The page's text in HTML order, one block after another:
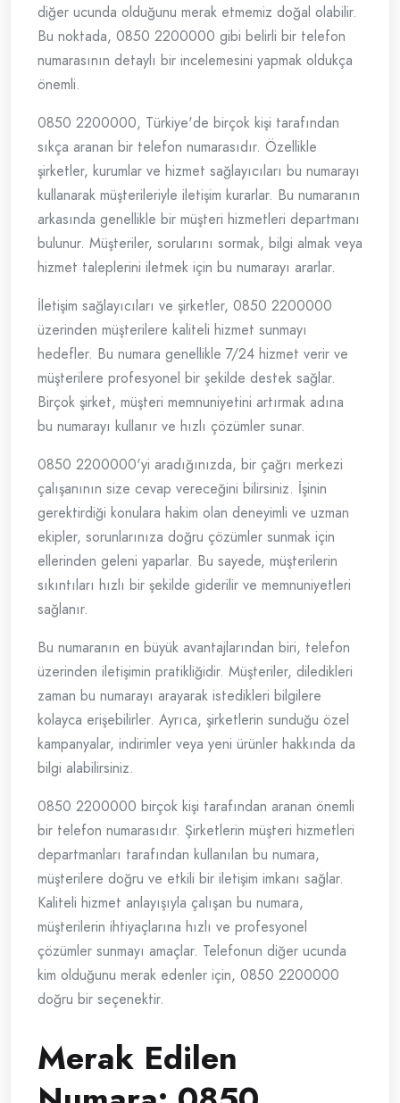
diğer ucunda olduğunu merak etmemiz doğal olabilir.
Bu noktada, 0850 2200000 gibi belirli bir telefon
numarasının detaylı bir incelemesini yapmak oldukça
önemli.
0850 2200000, Türkiye'de birçok kişi tarafından
sıkça aranan bir telefon numarasıdır. Özellikle
şirketler, kurumlar ve hizmet sağlayıcıları bu numarayı
kullanarak müşterileriyle iletişim kurarlar. Bu numaranın
arkasında genellikle bir müşteri hizmetleri departmanı
bulunur. Müşteriler, sorularını sormak, bilgi almak veya
hizmet taleplerini iletmek için bu numarayı ararlar.
İletişim sağlayıcıları ve şirketler, 0850 2200000
üzerinden müşterilere kaliteli hizmet sunmayı
hedefler. Bu numara genellikle 7/24 hizmet verir ve
müşterilere profesyonel bir şekilde destek sağlar.
Birçok şirket, müşteri memnuniyetini artırmak adına
bu numarayı kullanır ve hızlı çözümler sunar.
0850 2200000'yi aradığınızda, bir çağrı merkezi
çalışanının size cevap vereceğini bilirsiniz. İşinin
gerektirdiği konulara hakim olan deneyimli ve uzman
ekipler, sorunlarınıza doğru çözümler sunmak için
ellerinden geleni yaparlar. Bu sayede, müşterilerin
sıkıntıları hızlı bir şekilde giderilir ve memnuniyetleri
sağlanır.
Bu numaranın en büyük avantajlarından biri, telefon
üzerinden iletişimin pratikliğidir. Müşteriler, diledikleri
zaman bu numarayı arayarak istedikleri bilgilere
kolayca erişebilirler. Ayrıca, şirketlerin sunduğu özel
kampanyalar, indirimler veya yeni ürünler hakkında da
bilgi alabilirsiniz.
0850 2200000 birçok kişi tarafından aranan önemli
bir telefon numarasıdır. Şirketlerin müşteri hizmetleri
departmanları tarafından kullanılan bu numara,
müşterilere doğru ve etkili bir iletişim imkanı sağlar.
Kaliteli hizmet anlayışıyla çalışan bu numara,
müşterilerin ihtiyaçlarına hızlı ve profesyonel
çözümler sunmayı amaçlar. Telefonun diğer ucunda
kim olduğunu merak edenler için, 0850 2200000
doğru bir seçenektir.
Merak Edilen